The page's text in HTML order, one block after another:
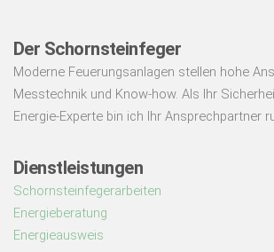
Der Schornsteinfeger
Moderne Feuerungsanlagen stellen hohe
Messtechnik und Know-how. Als Ihr
Energie-Experte bin ich Ihr Ansprechpartner
Dienstleistungen
Schornsteinfegerarbeiten
Energieberatung
Energieausweis